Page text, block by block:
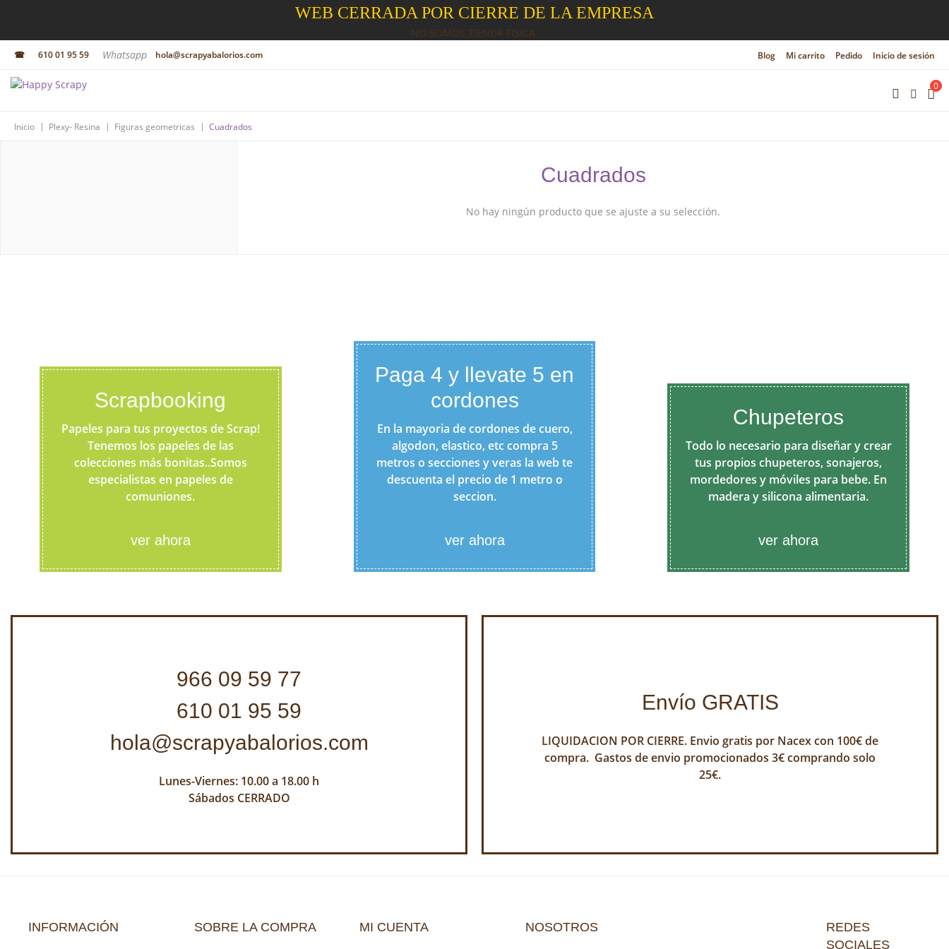
WEB CERRADA POR CIERRE DE LA EMPRESA
NO SOMOS TIENDA FISICA
☎ 610 01 95 59 Whatsapp hola@scrapyabalorios.com Blog Mi carrito Pedido Inicio de sesión
0
Inicio | Plexy- Resina | Figuras geometricas | Cuadrados
Cuadrados
No hay ningún producto que se ajuste a su selección.
Scrapbooking
Papeles para tus proyectos de Scrap!
Tenemos los papeles de las
colecciones más bonitas..Somos
especialistas en papeles de
comuniones.
ver ahora
Paga 4 y llevate 5 en
cordones
En la mayoria de cordones de cuero,
algodon, elastico, etc compra 5
metros o secciones y veras la web te
descuenta el precio de 1 metro o
seccion.
ver ahora
Chupeteros
Todo lo necesario para diseñar y crear
tus propios chupeteros, sonajeros,
mordedores y móviles para bebe. En
madera y silicona alimentaria.
ver ahora
966 09 59 77
610 01 95 59
hola@scrapyabalorios.com
Lunes-Viernes: 10.00 a 18.00 h
Sábados CERRADO
Envío GRATIS
LIQUIDACION POR CIERRE. Envio gratis por Nacex con 100€ de
compra. Gastos de envio promocionados 3€ comprando solo
25€.
REDES
SOCIALES
INFORMACIÓN SOBRE LA COMPRA MI CUENTA NOSOTROS